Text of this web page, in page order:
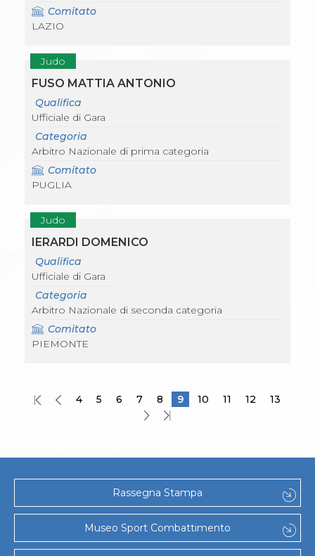
Comitato
LAZIO
Judo
FUSO MATTIA ANTONIO
Qualifica
Ufficiale di Gara
Categoria
Arbitro Nazionale di prima categoria
Comitato
PUGLIA
Judo
IERARDI DOMENICO
Qualifica
Ufficiale di Gara
Categoria
Arbitro Nazionale di seconda categoria
Comitato
PIEMONTE
4 5 6 7 8 9 10 11 12 13
Rassegna Stampa
Museo Sport Combattimento